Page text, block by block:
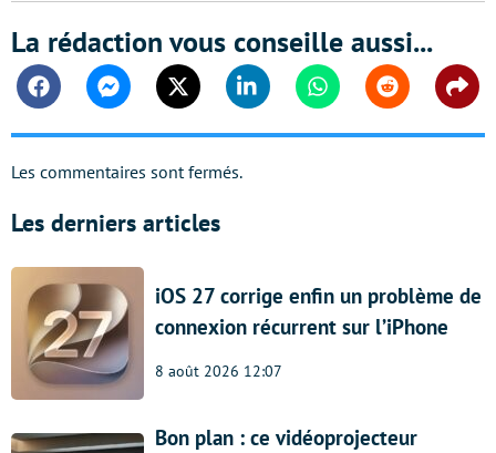
La rédaction vous conseille aussi...
FacebookMessengerTwitter Linkedin WhatsappReddit
Les commentaires sont fermés.
Les derniers articles
iOS 27 corrige enfin un problème de
connexion récurrent sur l’iPhone
8 août 2026 12:07
Bon plan : ce vidéoprojecteur